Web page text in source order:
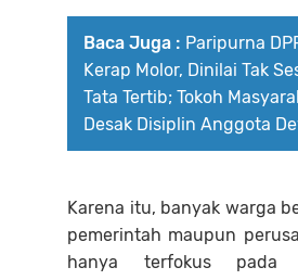
Baca Juga : Paripurna
Kerap Molor, Dinilai Tak
Tata Tertib; Tokoh
Desak Disiplin Anggota
Karena itu, banyak warga
pemerintah maupun
hanya terfokus pada